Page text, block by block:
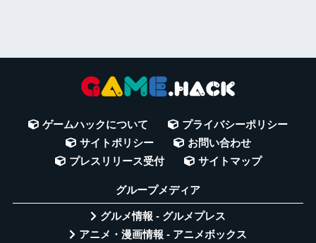
ゲームハックについて
プライバシーポリシー
サイトポリシー
お問い合わせ
プレスリリース受付
サイトマップ
グループメディア
グルメ情報 - グルメプレス
アニメ・漫画情報 - アニメボックス